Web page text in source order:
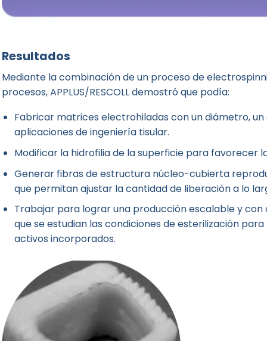
Resultados
Mediante la combinación de un proceso de
procesos, APPLUS/RESCOLL demostró que podía:
Fabricar matrices electrohiladas con un diámetro,
aplicaciones de ingeniería tisular.
Modificar la hidrofilia de la superficie para favorecer
Generar fibras de estructura núcleo-cubierta
que permitan ajustar la cantidad de liberación a lo
Trabajar para lograr una producción escalable y
que se estudian las condiciones de esterilización
activos incorporados.